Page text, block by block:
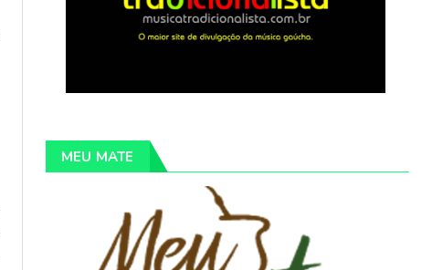
MEU MATE